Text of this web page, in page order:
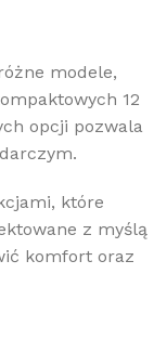
modele,
12
opcji pozwala
które
z myślą
komfort oraz